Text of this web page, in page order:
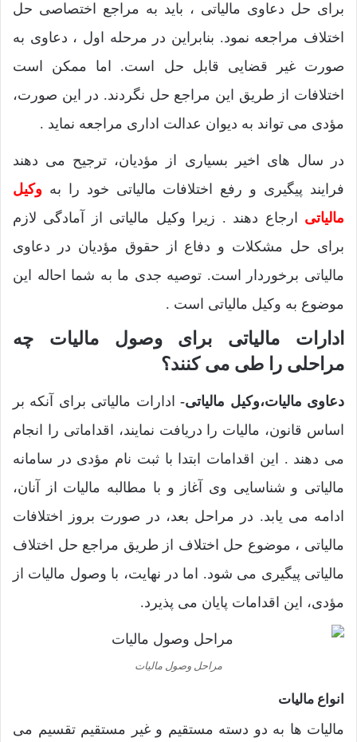
برای حل دعاوی مالیاتی ، باید به مراجع اختصاصی حل
اختلاف مراجعه نمود. بنابراین در مرحله اول ، دعاوی به
صورت غیر قضایی قابل حل است. اما ممکن است
اختلافات از طریق این مراجع حل نگردند. در این صورت،
مؤدی می تواند به دیوان عدالت اداری مراجعه نماید .
در سال های اخیر بسیاری از مؤدیان، ترجیح می دهند
فرایند پیگیری و رفع اختلافات مالیاتی خود را به وکیل
مالیاتی
ارجاع دهند . زیرا وکیل مالیاتی از آمادگی لازم
برای حل مشکلات و دفاع از حقوق مؤدیان در دعاوی
مالیاتی برخوردار است. توصیه جدی ما به شما احاله این
موضوع به وکیل مالیاتی است .
ادارات مالیاتی برای وصول مالیات چه
مراحلی را طی می کنند؟
دعاوی مالیات،وکیل مالیاتی- ادارات مالیاتی برای آنکه بر
اساس قانون، مالیات را دریافت نمایند، اقداماتی را انجام
می دهند . این اقدامات ابتدا با ثبت نام مؤدی در سامانه
مالیاتی و شناسایی وی آغاز و با مطالبه مالیات از آنان،
ادامه می یابد. در مراحل بعد، در صورت بروز اختلافات
مالیاتی ، موضوع حل اختلاف از طریق مراجع حل اختلاف
مالیاتی پیگیری می شود. اما در نهایت، با وصول مالیات از
مؤدی، این اقدامات پایان می پذیرد.
مراحل وصول مالیات
انواع مالیات
مالیات ها به دو دسته مستقیم و غیر مستقیم تقسیم می